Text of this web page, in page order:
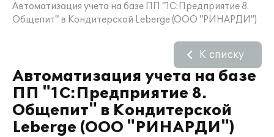
Автоматизация учета на базе ПП "1С:Предприятие 8.
Общепит" в Кондитерской Leberge (ООО "РИНАРДИ")
Автоматизация учета на базе
ПП "1С:Предприятие 8.
Общепит" в Кондитерской
Leberge (ООО "РИНАРДИ")
К списку